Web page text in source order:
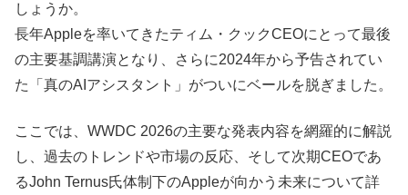
しょうか。
長年Appleを率いてきたティム・クックCEOにとって最後
の主要基調講演となり、さらに2024年から予告されてい
た「真のAIアシスタント」がついにベールを脱ぎました。
ここでは、WWDC 2026の主要な発表内容を網羅的に解説
し、過去のトレンドや市場の反応、そして次期CEOであ
るJohn Ternus氏体制下のAppleが向かう未来について詳